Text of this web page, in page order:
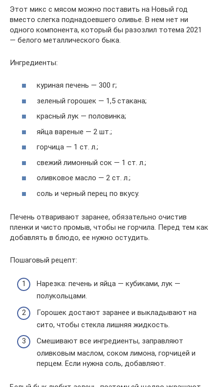
Этот микс с мясом можно поставить на Новый год
вместо слегка поднадоевшего оливье. В нем нет ни
одного компонента, который бы разозлил тотема 2021
— белого металлического быка.
Ингредиенты:
куриная печень — 300 г;
зеленый горошек — 1,5 стакана;
красный лук — половинка;
яйца вареные — 2 шт.;
горчица — 1 ст. л.;
свежий лимонный сок — 1 ст. л.;
оливковое масло — 2 ст. л.;
соль и черный перец по вкусу.
Печень отваривают заранее, обязательно очистив
пленки и чисто промыв, чтобы не горчила. Перед тем как
добавлять в блюдо, ее нужно остудить.
Пошаговый рецепт:
Нарезка: печень и яйца — кубиками, лук —
полукольцами.
Горошек достают заранее и выкладывают на
сито, чтобы стекла лишняя жидкость.
Смешивают все ингредиенты, заправляют
оливковым маслом, соком лимона, горчицей и
перцем. Если нужна соль, добавляют.